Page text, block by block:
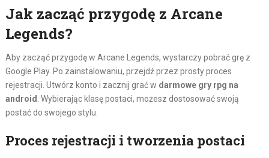
Jak zacząć przygodę z Arcane
Legends?
Aby zacząć przygodę w Arcane Legends, wystarczy pobrać grę z
Google Play. Po zainstalowaniu, przejdź przez prosty proces
rejestracji. Utwórz konto i zacznij grać w darmowe gry rpg na
android . Wybierając klasę postaci, możesz dostosować swoją
postać do swojego stylu.
Proces rejestracji i tworzenia postaci